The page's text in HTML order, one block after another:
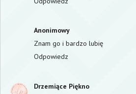
Anonimowy
Znam go i bardzo lubię
Odpowiedz
Drzemiące Piękno